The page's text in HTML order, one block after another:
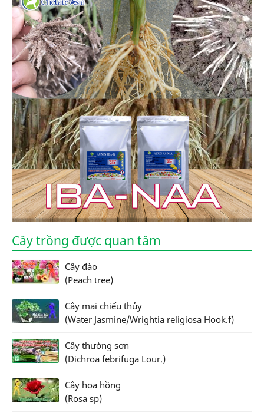
Cây trồng được quan tâm
Cây đào
(Peach tree)
Cây mai chiếu thủy
(Water Jasmine/Wrightia religiosa Hook.f)
Cây thường sơn
(Dichroa febrifuga Lour.)
Cây hoa hồng
(Rosa sp)